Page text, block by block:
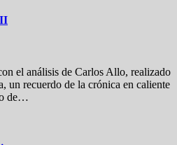
el análisis de Carlos Allo, realizado
un recuerdo de la crónica en caliente
de…